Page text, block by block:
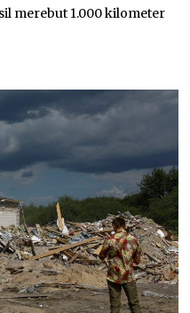
merebut 1.000 kilometer